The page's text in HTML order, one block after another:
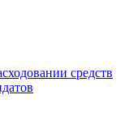
средств